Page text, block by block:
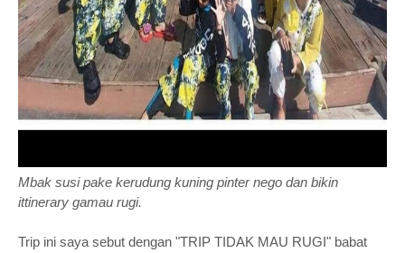
Mbak susi pake kerudung kuning pinter nego dan bikin
ittinerary gamau rugi.
Trip ini saya sebut dengan "TRIP TIDAK MAU RUGI" babat